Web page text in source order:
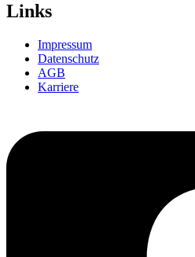
Links
Impressum
Datenschutz
AGB
Karriere